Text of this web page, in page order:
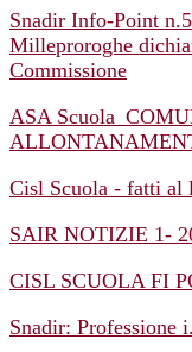
Snadir Info-Point
Milleproroghe
Commissione
ASA
Cisl Scuola - fatti
SAIR NOTIZIE 1-
CISL SCUOLA FI
Snadir: Professione